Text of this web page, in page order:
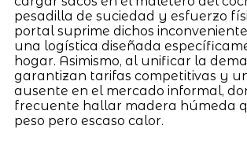
pesadilla de suciedad y esfuerzo
portal suprime dichos
una logística diseñada
hogar. Asimismo, al unificar la
garantizan tarifas competitivas y
ausente en el mercado informal,
frecuente hallar madera húmeda
peso pero escaso calor.